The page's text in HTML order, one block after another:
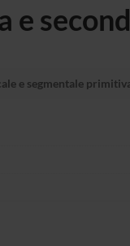
e
e segmentale